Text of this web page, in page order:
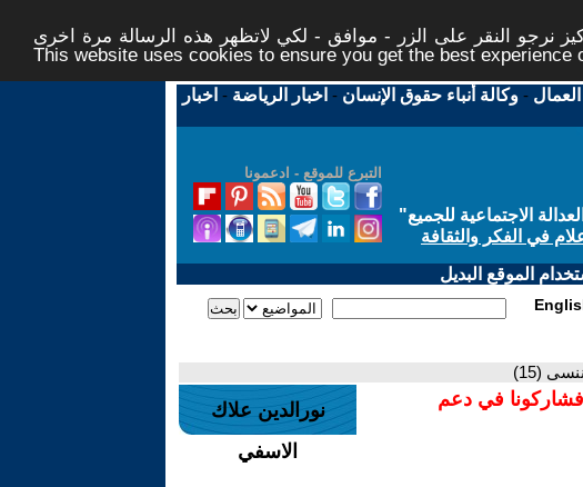
نرجو النقر على الزر - موافق - لكي لاتظهر هذه الرسالة مرة اخرى -
This website uses cookies to ensure you get the best experience
العمال -وكالة أنباء حقوق الإنسان - اخبار الرياضة - اخبار
التبرع للموقع - ادعمونا
الاجتماعية للجميع"
في الفكر والثقافة
الموقع البديل
(15)
فشاركونا في دعم
نورالدين علاك
الاسفي